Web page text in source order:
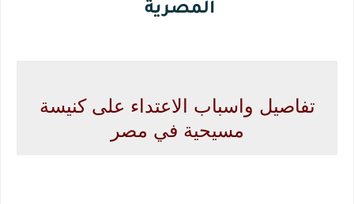
المصرية
تفاصيل واسباب الاعتداء على كنيسة
مسيحية في مصر